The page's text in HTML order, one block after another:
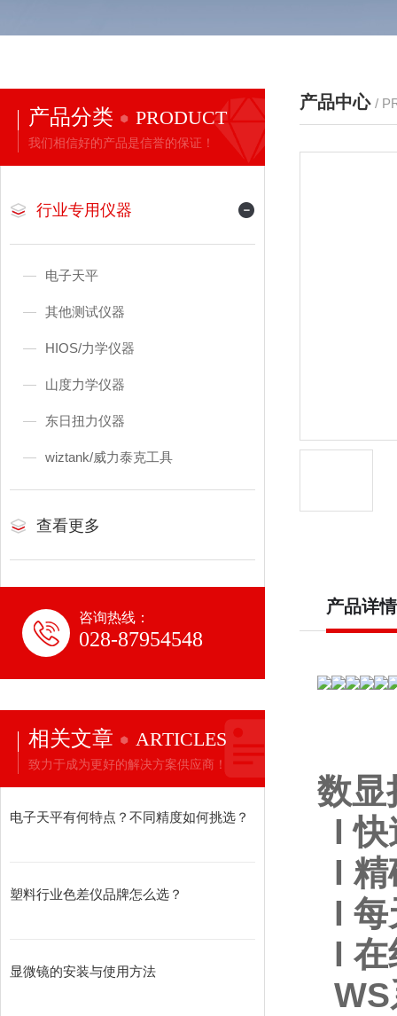
产品分类 PRODUCT
我们相信好的产品是信誉的保证！
行业专用仪器
电子天平
其他测试仪器
HIOS/力学仪器
山度力学仪器
东日扭力仪器
wiztank/威力泰克工具
查看更多
咨询热线：
028-87954548
相关文章 ARTICLES
致力于成为更好的解决方案供应商！
电子天平有何特点？不同精度如何挑选？
塑料行业色差仪品牌怎么选？
显微镜的安装与使用方法
产品中心 /
产品详情
数显
l 快
l 精
l 每
l 在